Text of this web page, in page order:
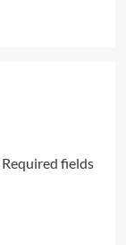
Required fields